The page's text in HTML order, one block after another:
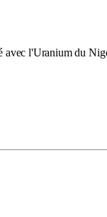
l'Uranium du